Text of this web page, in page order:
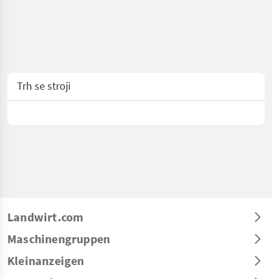
Trh se stroji
Landwirt.com
Maschinengruppen
Kleinanzeigen